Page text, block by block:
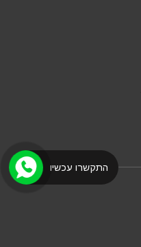
התקשרו עכשיו